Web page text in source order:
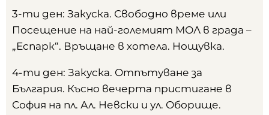
3-ти ден: Закуска. Свободно време или
Посещение на най-големият МОЛ в града –
„Еспарк“. Връщане в хотела. Нощувка.
4-ти ден: Закуска. Отпътуване за
България. Късно вечерта пристигане в
София на пл. Ал. Невски и ул. Оборище.